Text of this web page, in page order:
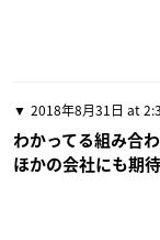
2018年8月31日 at
わかってる組み合
ほかの会社にも期